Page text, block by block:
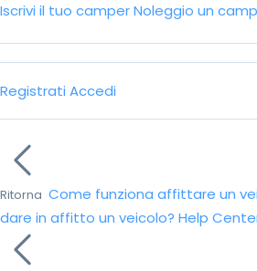
Iscrivi il tuo camperNoleggio un
Registrati Accedi
Ritorna Come funziona affittare un
dare in affitto un veicolo? Help